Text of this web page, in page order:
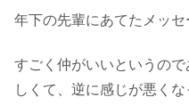
年下の先輩にあてたメッセ
すごく仲がいいというの
しくて、逆に感じが悪く